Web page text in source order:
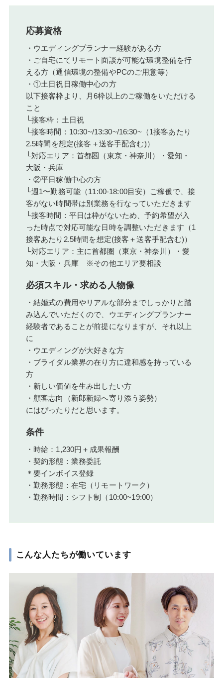
応募資格
・ウエディングプランナー経験がある方
・ご自宅にてリモート面談が可能な環境整備を行
える方（通信環境の整備やPCのご用意等）
・①土日祝日稼働中心の方
以下接客枠より、月6枠以上のご稼働をいただける
こと
└接客枠：土日祝
└接客時間：10:30~/13:30~/16:30~（1接客あたり
2.5時間を想定(接客＋送客手配含む)）
└対応エリア：首都圏（東京・神奈川）・愛知・
大阪・兵庫
・②平日稼働中心の方
└週1〜勤務可能（11:00-18:00目安）ご稼働で、接
客がない時間帯は別業務を行なっていただきます
└接客時間：平日は枠がないため、予約希望が入
った時点で対応可能な日時を調整いただきます（1
接客あたり2.5時間を想定(接客＋送客手配含む)）
└対応エリア：主に首都圏（東京・神奈川）・愛
知・大阪・兵庫 ※その他エリア要相談
必須スキル・求める人物像
・結婚式の費用やリアルな部分までしっかりと踏
み込んでいただくので、ウエディングプランナー
経験者であることが前提になりますが、それ以上
に
・ウエディングが大好きな方
・ブライダル業界の在り方に違和感を持っている
方
・新しい価値を生み出したい方
・顧客志向（新郎新婦へ寄り添う姿勢）
にはぴったりだと思います。
条件
・時給：1,230円＋成果報酬
・契約形態：業務委託
＊要インボイス登録
・勤務形態：在宅（リモートワーク）
・勤務時間：シフト制（10:00~19:00）
こんな人たちが働いています